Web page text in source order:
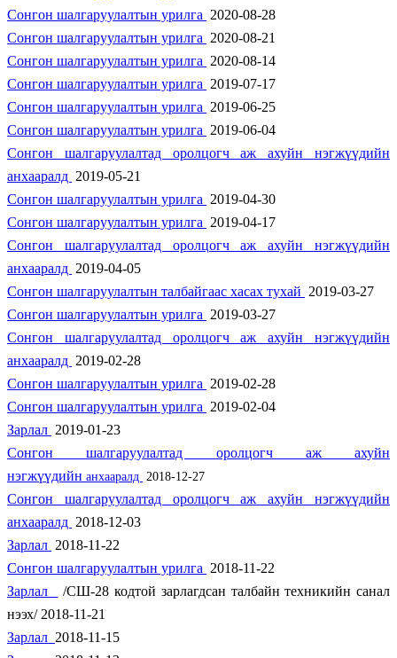
Сонгон шалгаруулалтын урилга 2020-08-28
Сонгон шалгаруулалтын урилга 2020-08-21
Сонгон шалгаруулалтын урилга 2020-08-14
Сонгон шалгаруулалтын урилга 2019-07-17
Сонгон шалгаруулалтын урилга 2019-06-25
Сонгон шалгаруулалтын урилга 2019-06-04
Сонгон шалгаруулалтад оролцогч аж ахуйн нэгжүүдийн
анхааралд 2019-05-21
Сонгон шалгаруулалтын урилга 2019-04-30
Сонгон шалгаруулалтын урилга 2019-04-17
Сонгон шалгаруулалтад оролцогч аж ахуйн нэгжүүдийн
анхааралд 2019-04-05
Сонгон шалгаруулалтын талбайгаас хасах тухай 2019-03-27
Сонгон шалгаруулалтын урилга 2019-03-27
Сонгон шалгаруулалтад оролцогч аж ахуйн нэгжүүдийн
анхааралд 2019-02-28
Сонгон шалгаруулалтын урилга 2019-02-28
Сонгон шалгаруулалтын урилга 2019-02-04
Зарлал 2019-01-23
Сонгон шалгаруулалтад оролцогч аж ахуйн
нэгжүүдийн анхааралд 2018-12-27
Сонгон шалгаруулалтад оролцогч аж ахуйн нэгжүүдийн
анхааралд 2018-12-03
Зарлал 2018-11-22
Сонгон шалгаруулалтын урилга 2018-11-22
Зарлал
/СШ-28 кодтой зарлагдсан талбайн техникийн санал
нээх/ 2018-11-21
Зарлал 2018-11-15